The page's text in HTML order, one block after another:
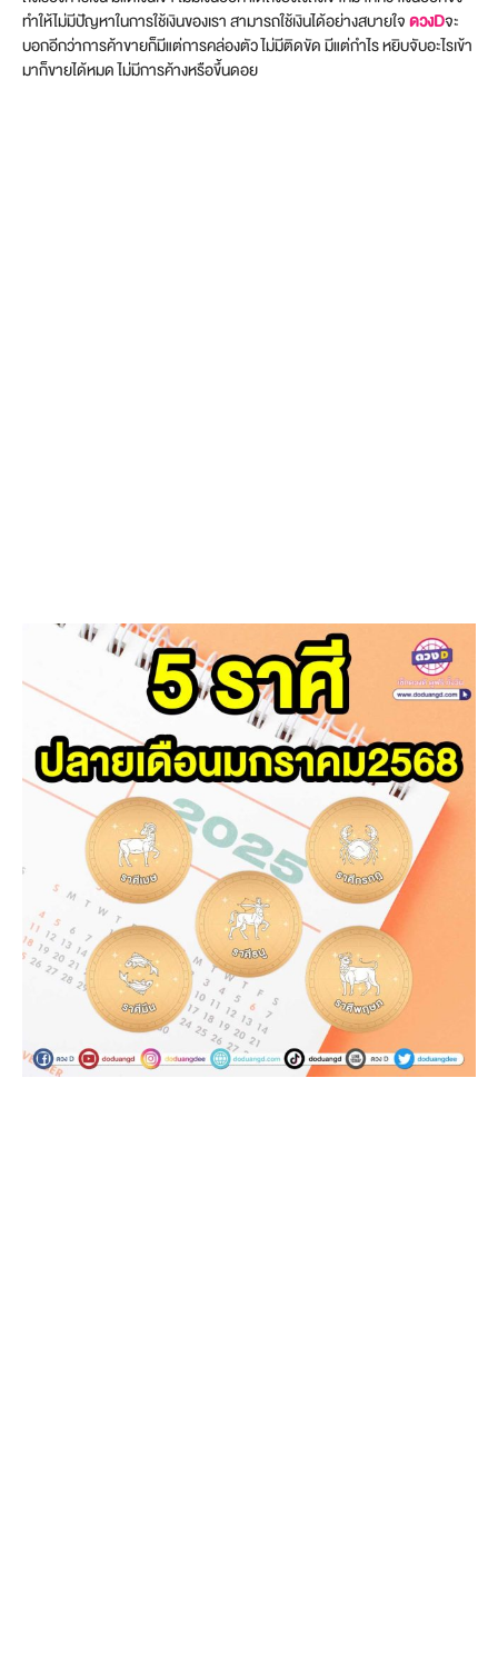
ทำให้ไม่มีปัญหาในการใช้เงินของเรา สามารถใช้เงินได้อย่างสบายใจดวงDจะ
บอกอีกว่าการค้าขายก็มีแต่การคล่องตัว ไม่มีติดขัด มีแต่กำไร หยิบจับอะไรเข้า
มาก็ขายได้หมด ไม่มีการค้างหรือขึ้นดอย